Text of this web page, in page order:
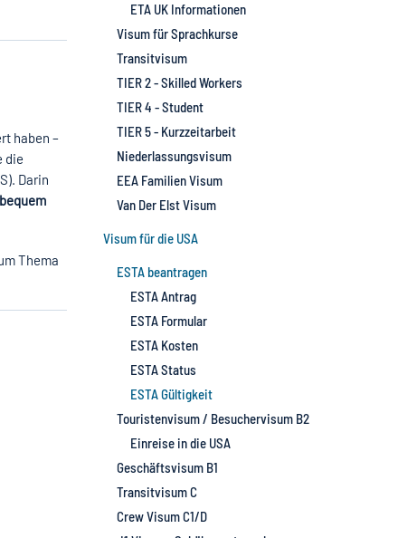
haben –
die
Darin
bequem
Thema
ETA UK Informationen
Visum für Sprachkurse
Transitvisum
TIER 2 - Skilled Workers
TIER 4 - Student
TIER 5 - Kurzzeitarbeit
Niederlassungsvisum
EEA Familien Visum
Van Der Elst Visum
Visum für die USA
ESTA beantragen
ESTA Antrag
ESTA Formular
ESTA Kosten
ESTA Status
ESTA Gültigkeit
Touristenvisum / Besuchervisum B2
Einreise in die USA
Geschäftsvisum B1
Transitvisum C
Crew Visum C1/D